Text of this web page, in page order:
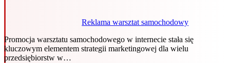
Reklama warsztat samochodowy
Promocja warsztatu samochodowego w internecie stała się
kluczowym elementem strategii marketingowej dla wielu
przedsiębiorstw w…